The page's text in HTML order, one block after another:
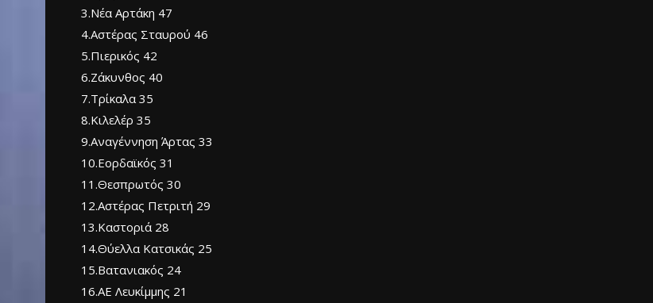
3.Νέα Αρτάκη 47
4.Αστέρας Σταυρού 46
5.Πιερικός 42
6.Ζάκυνθος 40
7.Τρίκαλα 35
8.Κιλελέρ 35
9.Αναγέννηση Άρτας 33
10.Εορδαϊκός 31
11.Θεσπρωτός 30
12.Αστέρας Πετριτή 29
13.Καστοριά 28
14.Θύελλα Κατσικάς 25
15.Βατανιακός 24
16.ΑΕ Λευκίμμης 21